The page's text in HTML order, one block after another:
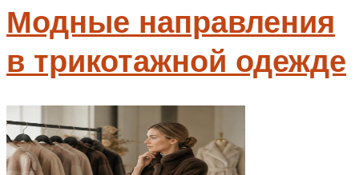
Модные направления
в трикотажной одежде